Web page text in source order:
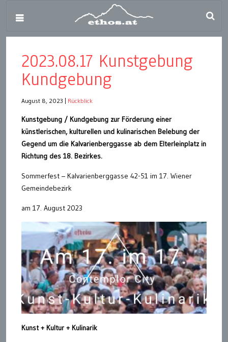
2023.08.17 Kunstgebung
Kundgebung
August 8, 2023 Rückblick
Kunstgebung / Kundgebung zur Förderung einer
künstlerischen, kulturellen und kulinarischen Belebung der
Gegend um die Kalvarienberggasse ab dem Elterleinplatz in
Richtung des 18. Bezirkes.
Sommerfest – Kalvarienberggasse 42-51 im 17. Wiener
Gemeindebezirk
am 17. August 2023
Kunst + Kultur + Kulinarik